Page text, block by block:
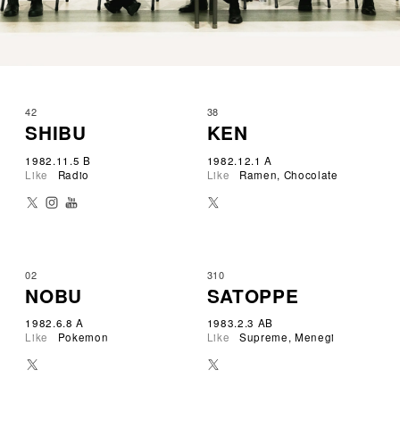
42
SHIBU
1982.11.5 B
Like
Radio
38
KEN
1982.12.1 A
Like
Ramen, Chocolate
02
NOBU
1982.6.8 A
Like
Pokemon
310
SATOPPE
1983.2.3 AB
Like
Supreme, Menegi